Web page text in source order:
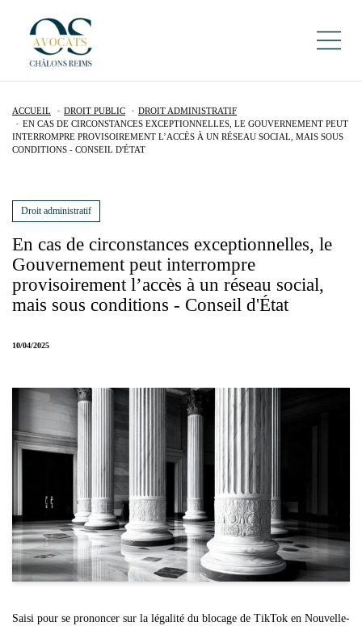
ACCUEIL DROIT PUBLIC
DROIT ADMINISTRATIF
EN CAS DE CIRCONSTANCES EXCEPTIONNELLES, LE GOUVERNEMENT PEUT
INTERROMPRE PROVISOIREMENT L’ACCÈS À UN RÉSEAU SOCIAL, MAIS SOUS
CONDITIONS - CONSEIL D'ÉTAT
En cas de circonstances exceptionnelles, le
Gouvernement peut interrompre
provisoirement l’accès à un réseau social,
mais sous conditions - Conseil d'État
10/04/2025
Droit administratif
Saisi pour se prononcer sur la légalité du blocage de TikTok en Nouvelle-